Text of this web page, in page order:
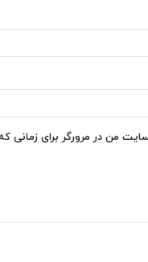
من در مرورگر برای زمانی